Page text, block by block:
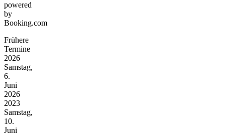
powered
by
Booking.com
Frühere
Termine
2026
Samstag,
6.
Juni
2026
2023
Samstag,
10.
Juni